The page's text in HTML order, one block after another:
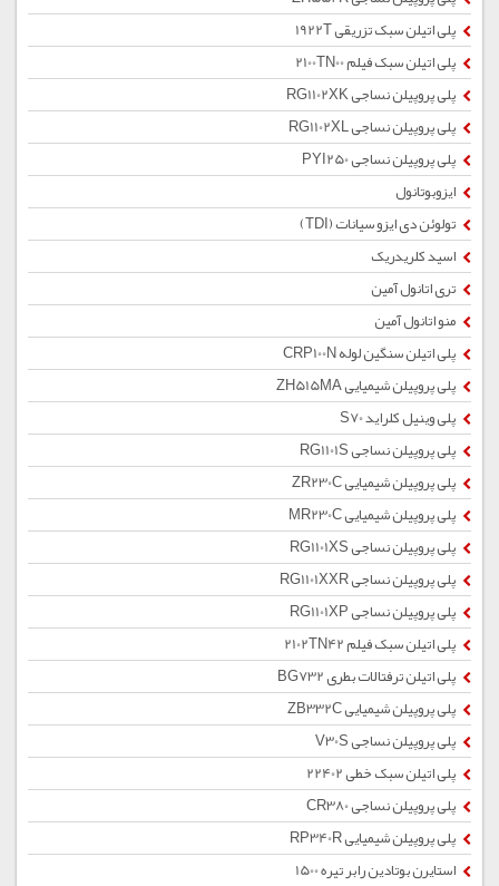
پلی اتیلن سبک تزریقی 1922T
پلی اتیلن سبک فیلم 2100TN00
پلی پروپیلن نساجی RG1102XK
پلی پروپیلن نساجی RG1102XL
پلی پروپیلن نساجی PYI250
ایزوبوتانول
تولوئن دی ایزو سیانات (TDI)
اسید کلریدریک
تری اتانول آمین
منو اتانول آمین
پلی اتیلن سنگین لوله CRP100N
پلی پروپیلن شیمیایی ZH515MA
پلی وینیل کلراید S70
پلی پروپیلن نساجی RG1101S
پلی پروپیلن شیمیایی ZR230C
پلی پروپیلن شیمیایی MR230C
پلی پروپیلن نساجی RG1101XS
پلی پروپیلن نساجی RG1101XXR
پلی پروپیلن نساجی RG1101XP
پلی اتیلن سبک فیلم 2102TN42
پلی اتیلن ترفتالات بطری BG732
پلی پروپیلن شیمیایی ZB332C
پلی پروپیلن نساجی V30S
پلی اتیلن سبک خطی 22402
پلی پروپیلن نساجی CR380
پلی پروپیلن شیمیایی RP340R
استایرن بوتادین رابر تیره 1500